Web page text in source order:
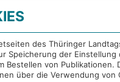
DES THÜRINGER
LINKS
des Thüringer
Speicherung der Einstellung
Bestellen von Publikationen.
über die Verwendung von